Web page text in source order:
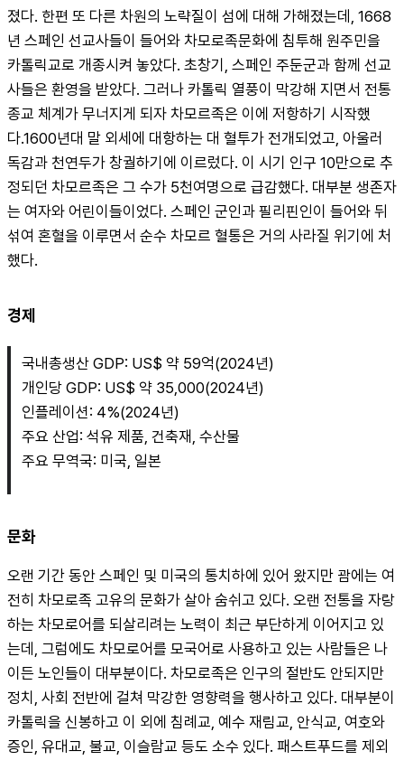
졌다. 한편 또 다른 차원의 노략질이 섬에 대해 가해졌는데, 1668
년 스페인 선교사들이 들어와 차모로족문화에 침투해 원주민을
카톨릭교로 개종시켜 놓았다. 초창기, 스페인 주둔군과 함께 선교
사들은 환영을 받았다. 그러나 카톨릭 열풍이 막강해 지면서 전통
종교 체계가 무너지게 되자 차모르족은 이에 저항하기 시작했
다.1600년대 말 외세에 대항하는 대 혈투가 전개되었고, 아울러
독감과 천연두가 창궐하기에 이르렀다. 이 시기 인구 10만으로 추
정되던 차모르족은 그 수가 5천여명으로 급감했다. 대부분 생존자
는 여자와 어린이들이었다. 스페인 군인과 필리핀인이 들어와 뒤
섞여 혼혈을 이루면서 순수 차모르 혈통은 거의 사라질 위기에 처
했다.
경제
국내총생산 GDP: US$ 약 59억(2024년)
개인당 GDP: US$ 약 35,000(2024년)
인플레이션: 4%(2024년)
주요 산업: 석유 제품, 건축재, 수산물
주요 무역국: 미국, 일본
문화
오랜 기간 동안 스페인 및 미국의 통치하에 있어 왔지만 괌에는 여
전히 차모로족 고유의 문화가 살아 숨쉬고 있다. 오랜 전통을 자랑
하는 차모로어를 되살리려는 노력이 최근 부단하게 이어지고 있
는데, 그럼에도 차모로어를 모국어로 사용하고 있는 사람들은 나
이든 노인들이 대부분이다. 차모로족은 인구의 절반도 안되지만
정치, 사회 전반에 걸쳐 막강한 영향력을 행사하고 있다. 대부분이
카톨릭을 신봉하고 이 외에 침례교, 예수 재림교, 안식교, 여호와
증인, 유대교, 불교, 이슬람교 등도 소수 있다. 패스트푸드를 제외